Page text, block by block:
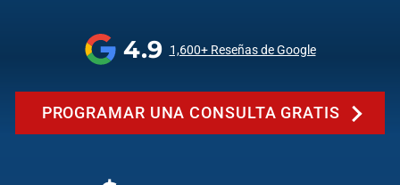
4.9 1,600+ Reseñas de Google
PROGRAMAR UNA CONSULTA GRATIS